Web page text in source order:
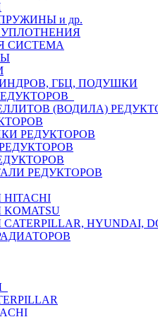
и др.
СИСТЕМА
ГБЦ, ПОДУШКИ
(ВОДИЛА)
РЕДУКТОРОВ
РЕДУКТОРОВ
HYUNDAI,